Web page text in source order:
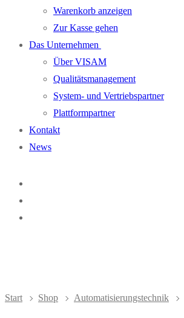
Warenkorb anzeigen
Zur Kasse gehen
Das Unternehmen
Über VISAM
Qualitätsmanagement
System- und Vertriebspartner
Plattformpartner
Kontakt
News
Start Shop Automatisierungstechnik